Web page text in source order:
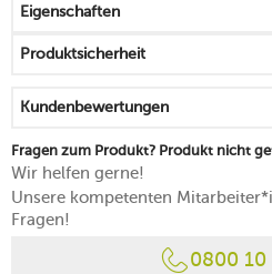
Eigenschaften
Produktsicherheit
Kundenbewertungen
Fragen zum Produkt? Produkt nicht
Wir helfen gerne!
Unsere kompetenten
Fragen!
0800 10